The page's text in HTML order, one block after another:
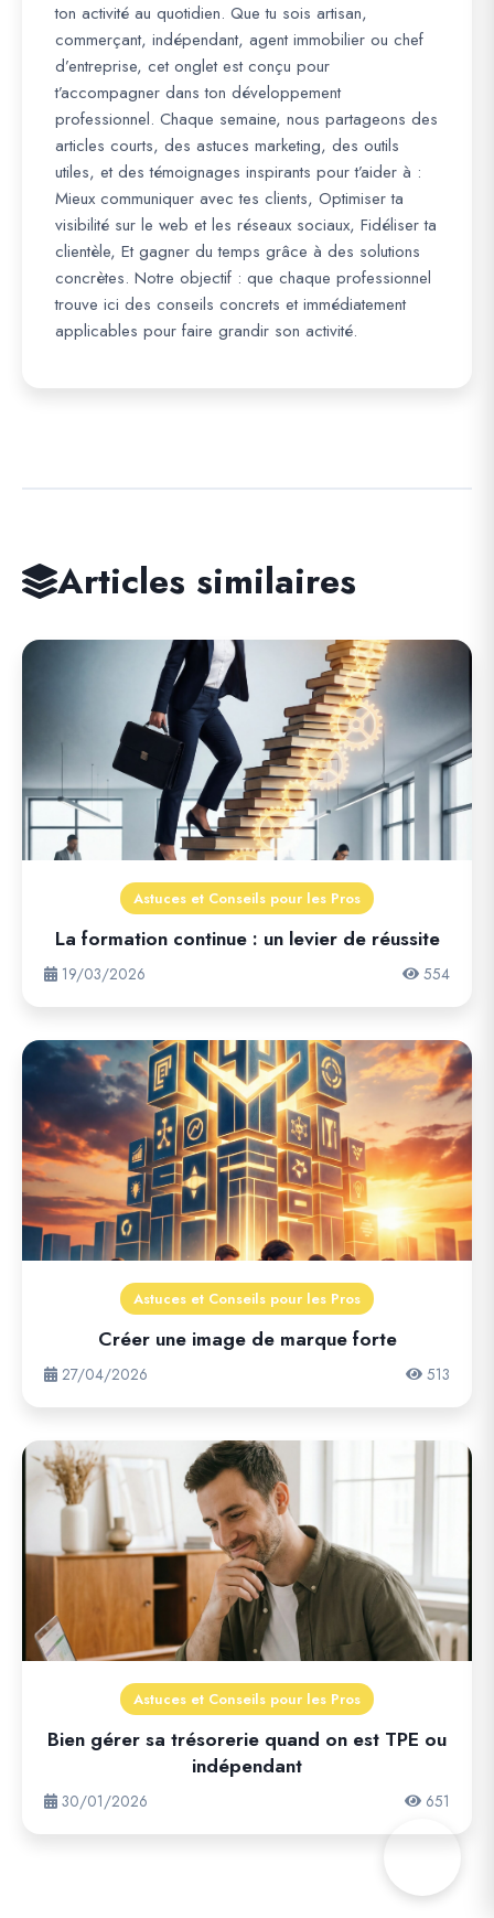
ton activité au quotidien. Que tu sois artisan,
commerçant, indépendant, agent immobilier ou chef
d’entreprise, cet onglet est conçu pour
t’accompagner dans ton développement
professionnel. Chaque semaine, nous partageons des
articles courts, des astuces marketing, des outils
utiles, et des témoignages inspirants pour t’aider à :
Mieux communiquer avec tes clients, Optimiser ta
visibilité sur le web et les réseaux sociaux, Fidéliser ta
clientèle, Et gagner du temps grâce à des solutions
concrètes. Notre objectif : que chaque professionnel
trouve ici des conseils concrets et immédiatement
applicables pour faire grandir son activité.
Articles similaires
Astuces et Conseils pour les Pros
La formation continue : un levier de réussite
19/03/2026 554
Astuces et Conseils pour les Pros
Créer une image de marque forte
27/04/2026 513
Astuces et Conseils pour les Pros
Bien gérer sa trésorerie quand on est TPE ou
indépendant
30/01/2026 651